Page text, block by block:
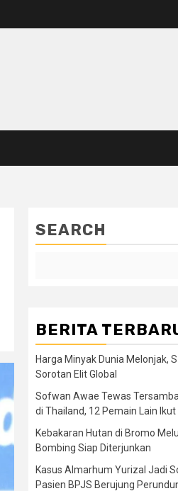
SEARCH
BERITA
Harga Minyak Dunia Melonjak,
Sorotan Elit Global
Sofwan Awae Tewas
di Thailand, 12 Pemain Lain Ikut
Kebakaran Hutan di Bromo
Bombing Siap Diterjunkan
Kasus Almarhum Yurizal Jadi
Pasien BPJS Berujung